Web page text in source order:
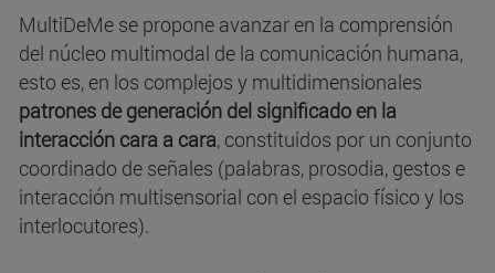
MultiDeMe se propone avanzar en la comprensión
del núcleo multimodal de la comunicación humana,
esto es, en los complejos y multidimensionales
patrones de generación del significado en la
interacción cara a cara, constituidos por un conjunto
coordinado de señales (palabras, prosodia, gestos e
interacción multisensorial con el espacio físico y los
interlocutores).